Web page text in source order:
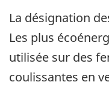
La désignation
Les plus
utilisée sur des
coulissantes en